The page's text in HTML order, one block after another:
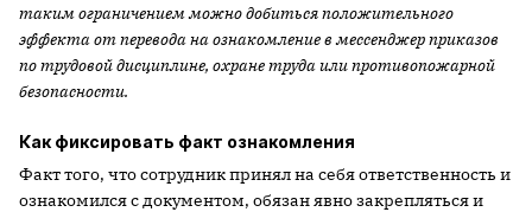
таким ограничением можно добиться положительного
эффекта от перевода на ознакомление в мессенджер приказов
по трудовой дисциплине, охране труда или противопожарной
безопасности.
Как фиксировать факт ознакомления
Факт того, что сотрудник принял на себя ответственность и
ознакомился с документом, обязан явно закрепляться и